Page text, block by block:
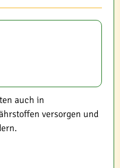
auch in
versorgen und